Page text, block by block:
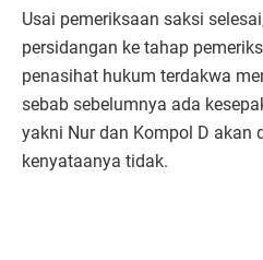
Usai pemeriksaan saksi
persidangan ke tahap
penasihat hukum terdakwa
sebab sebelumnya ada
yakni Nur dan Kompol D akan
kenyataanya tidak.